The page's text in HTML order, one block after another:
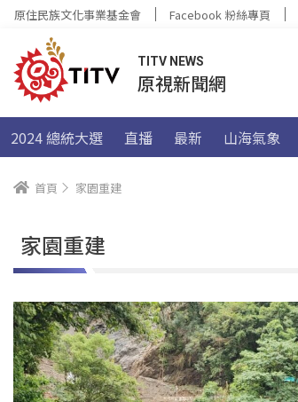
原住民族文化事業基金會 Facebook 粉絲專頁
TITV NEWS
原視新聞網
2024 總統大選 直播 最新 山海氣象
首頁 家園重建
家園重建